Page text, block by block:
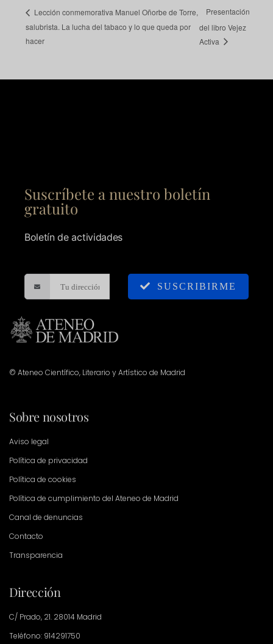
Lección conmemorativa Manuel Oñorbe de Torre,
salubrista. La lucha del tabaco y lo que queda por
hacer
Presentación
del libro Vejez
Activa
Suscríbete a nuestro boletín
gratuito
Boletín de actividades
SUSCRIBIRME
© Ateneo Científico, Literario y Artístico de Madrid
Sobre nosotros
Aviso legal
Política de privacidad
Política de cookies
Política de cumplimiento del Ateneo de Madrid
Canal de denuncias
Contacto
Transparencia
Dirección
C/ Prado, 21. 28014 Madrid
Teléfono: 914291750